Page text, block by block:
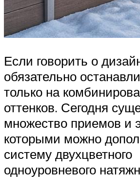
Если говорить о
обязательно
только на
оттенков. Сегодня
множество приемов и
которыми можно
систему двухцветного
одноуровневого